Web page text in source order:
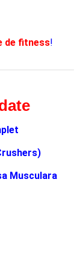
de fitness!
Musculara